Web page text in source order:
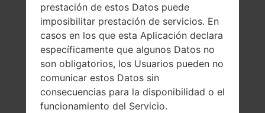
prestación de estos Datos puede
imposibilitar prestación de servicios. En
casos en los que esta Aplicación declara
específicamente que algunos Datos no
son obligatorios, los Usuarios pueden no
comunicar estos Datos sin
consecuencias para la disponibilidad o el
funcionamiento del Servicio.